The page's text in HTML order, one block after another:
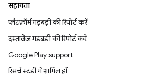
सहायता
प्लैटफ़ॉर्म गड़बड़ी की रिपोर्ट करें
दस्तावेज़ गड़बड़ी की रिपोर्ट करें
Google Play support
रिसर्च स्टडी में शामिल हों